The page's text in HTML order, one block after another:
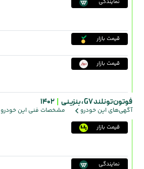
نمایندگی
قیمت بازار
قیمت بازار
فوتون تونلند G7 ، بنزینی 1402
آگهی‌های این خودرو مشخصات فنی این خودرو
قیمت بازار
نمایندگی